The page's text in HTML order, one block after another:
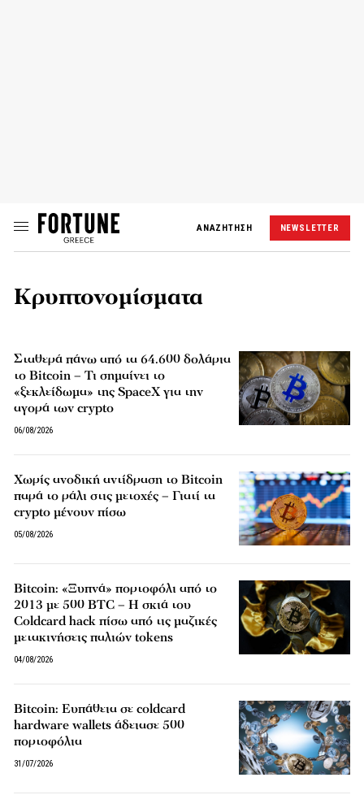
ΑΝΑΖΗΤΗΣΗ NEWSLETTER
Κρυπτονομίσματα
Σταθερά πάνω από τα 64.600 δολάρια
το Bitcoin – Τι σημαίνει το
«ξεκλείδωμα» της SpaceX για την
αγορά των crypto
06/08/2026
Χωρίς ανοδική αντίδραση το Bitcoin
παρά το ράλι στις μετοχές – Γιατί τα
crypto μένουν πίσω
05/08/2026
Bitcoin: «Ξυπνά» πορτοφόλι από το
2013 με 500 BTC – Η σκιά του
Coldcard hack πίσω από τις μαζικές
μετακινήσεις παλιών tokens
04/08/2026
Bitcoin: Ευπάθεια σε coldcard
hardware wallets άδειασε 500
πορτοφόλια
31/07/2026